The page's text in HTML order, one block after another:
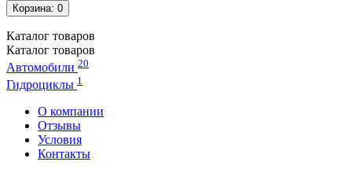
Корзина: 0
Каталог товаров
Каталог товаров
Автомобили 20
Гидроциклы 1
О компании
Отзывы
Условия
Контакты